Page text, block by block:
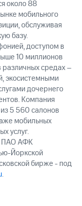
около 88
мобильного
обслуживая
базу.
доступом в
10 миллионов
различных средах –
экосистемными
дочернего
Компания
5 560 салонов
мобильных
услуг.
ПАО АФК
Йоркской
бирже - под
.